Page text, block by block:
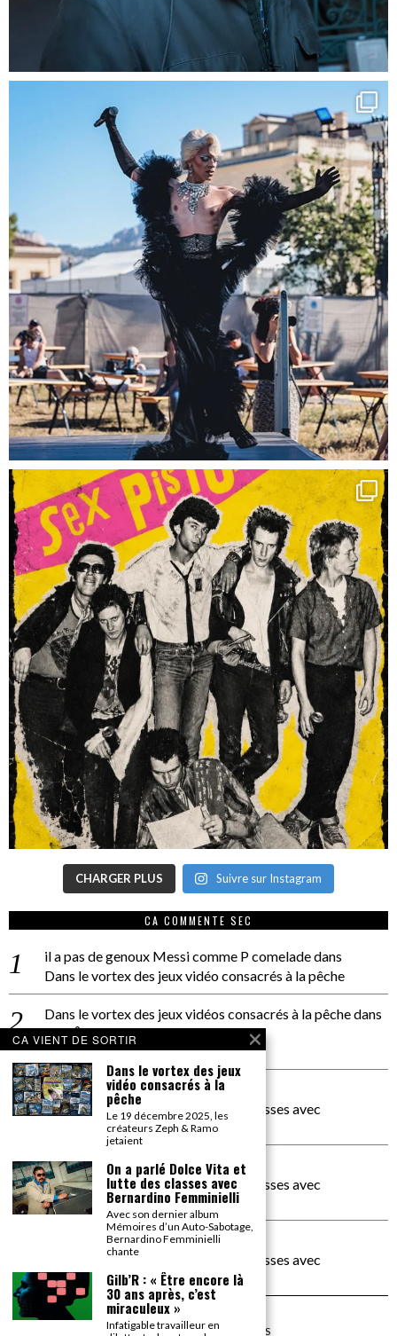
CHARGER PLUS Suivre sur Instagram
CA COMMENTE SEC
il a pas de genoux Messi comme P comeladedans
Dans le vortex des jeux vidéo consacrés à la pêche
Dans le vortex des jeux vidéos consacrés à la pêchedans
PACÔME THIELLEMENT
La séance d’Hip Gnose
La Patrie
dans
On a parlé Dolce Vita et lutte des classes avec
Bernardino Femminielli
carte noire negra à l'o tiededans
On a parlé Dolce Vita et lutte des classes avec
Bernardino Femminielli
moise et son mascarédans
On a parlé Dolce Vita et lutte des classes avec
Bernardino Femminielli
©2026TOUS DROITS RÉSERVÉS
CA VIENT DE SORTIR
Dans le vortex des jeux
vidéo consacrés à la
pêche
Le 19 décembre 2025, les
créateurs Zeph & Ramo
jetaient
On a parlé Dolce Vita et
lutte des classes avec
Bernardino Femminielli
Avec son dernier album
Mémoires d’un Auto-Sabotage,
Bernardino Femminielli
chante
Gilb’R : « Être encore là
30 ans après, c’est
miraculeux »
Infatigable travailleur en